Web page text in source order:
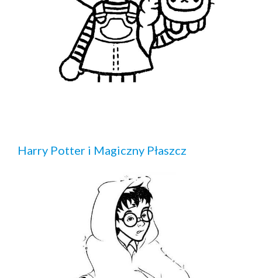
Harry Potter i Magiczny Płaszcz